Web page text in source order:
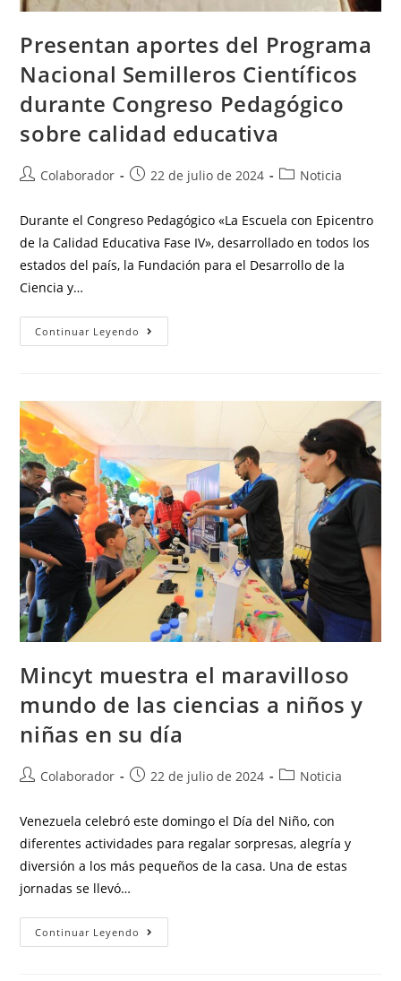
Presentan aportes del Programa
Nacional Semilleros Científicos
durante Congreso Pedagógico
sobre calidad educativa
Colaborador 22 de julio de 2024 Noticia
Durante el Congreso Pedagógico «La Escuela con Epicentro
de la Calidad Educativa Fase IV», desarrollado en todos los
estados del país, la Fundación para el Desarrollo de la
Ciencia y…
Continuar Leyendo
Mincyt muestra el maravilloso
mundo de las ciencias a niños y
niñas en su día
Colaborador 22 de julio de 2024 Noticia
Venezuela celebró este domingo el Día del Niño, con
diferentes actividades para regalar sorpresas, alegría y
diversión a los más pequeños de la casa. Una de estas
jornadas se llevó…
Continuar Leyendo